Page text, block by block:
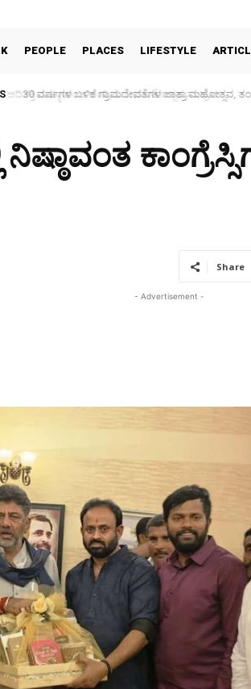
PEOPLE PLACES LIFESTYLE
30 ವರ್ಷಗಳ ಬಳಿಕ ಗ್ರಾಮದೇವತೆಗಳ ಜಾತ್ರಾ ಮಹೋತ್ಸವ,
Share
- Advertisement -